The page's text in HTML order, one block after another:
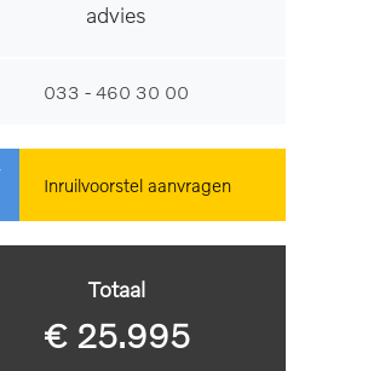
advies
033 - 460 30 00
Inruilvoorstel aanvragen
Totaal
€ 25.995